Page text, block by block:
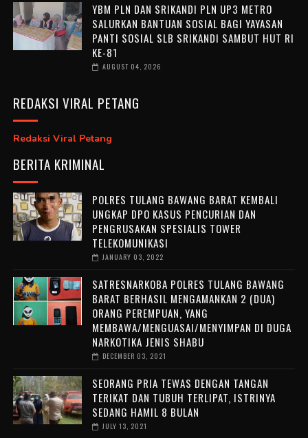
YBM PLN DAN SRIKANDI PLN UP3 METRO
SALURKAN BANTUAN SOSIAL BAGI YAYASAN
PANTI SOSIAL SLB SRIKANDI SAMBUT HUT RI
KE-81
AUGUST 04, 2026
REDAKSI VIRAL PETANG
Redaksi Viral Petang
BERITA KRIMINAL
POLRES TULANG BAWANG BARAT KEMBALI
UNGKAP DPO KASUS PENCURIAN DAN
PENGRUSAKAN SPESIALIS TOWER
TELEKOMUNIKASI
JANUARY 03, 2022
SATRESNARKOBA POLRES TULANG BAWANG
BARAT BERHASIL MENGAMANKAN 2 (DUA)
ORANG PEREMPUAN, YANG
MEMBAWA/MENGUASAI/MENYIMPAN DI DUGA
NARKOTIKA JENIS SHABU
DECEMBER 03, 2021
SEORANG PRIA TEWAS DENGAN TANGAN
TERIKAT DAN TUBUH TERLIPAT, ISTRINYA
SEDANG HAMIL 8 BULAN
JULY 13, 2021